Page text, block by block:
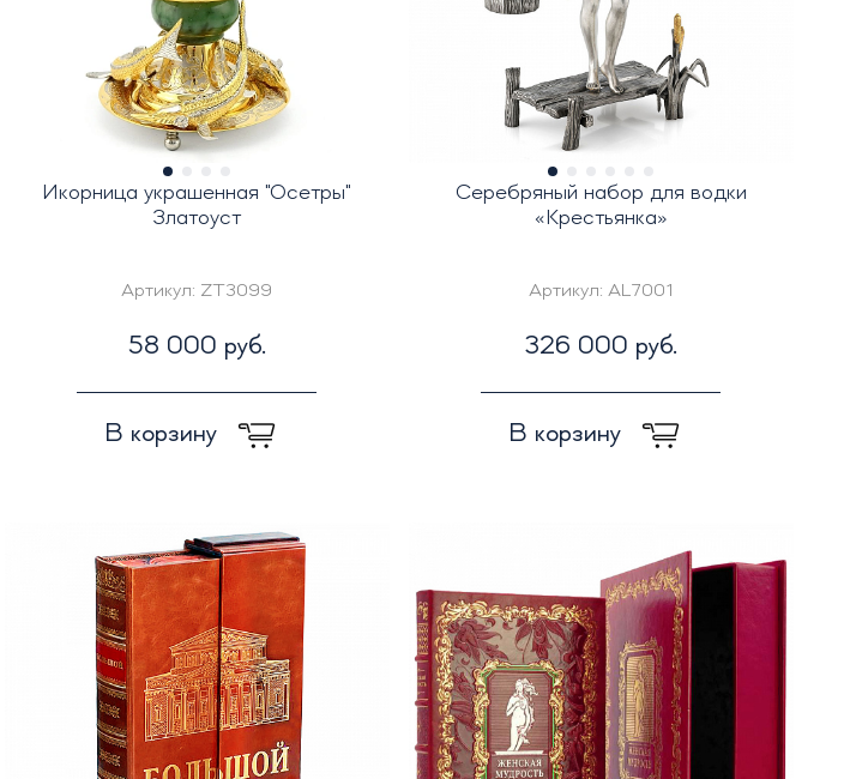
Икорница украшенная "Осетры"
Златоуст
Артикул: ZT3099
58 000 руб.
В корзину
Серебряный набор для водки
«Крестьянка»
Артикул: AL7001
326 000 руб.
В корзину